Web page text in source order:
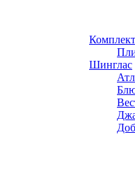
Шинглас